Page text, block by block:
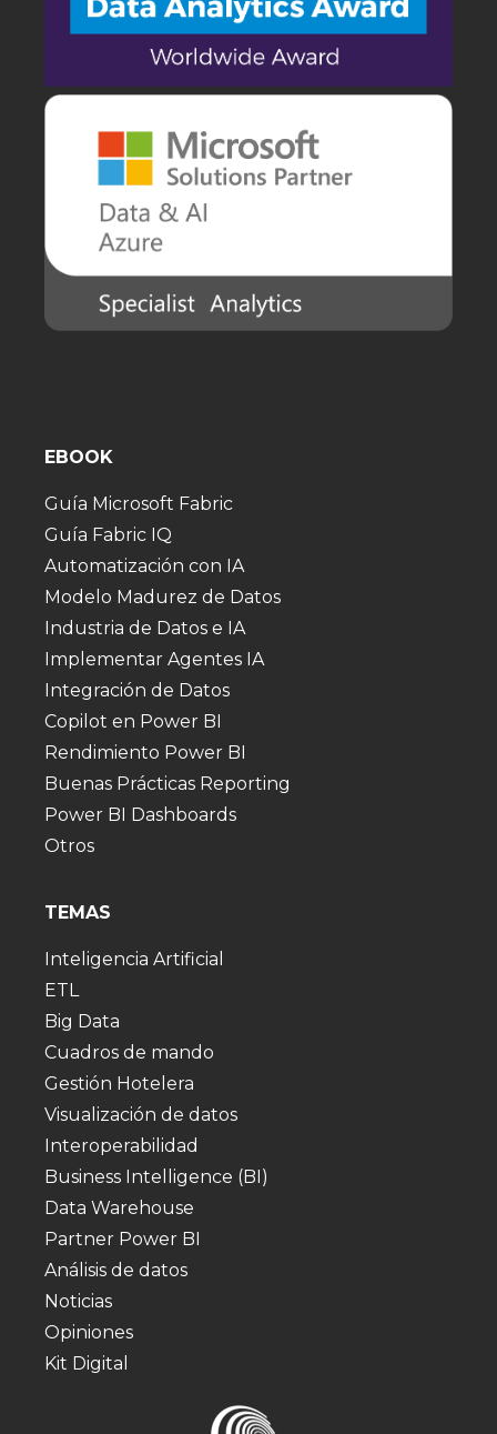
EBOOK
Guía Microsoft Fabric
Guía Fabric IQ
Automatización con IA
Modelo Madurez de Datos
Industria de Datos e IA
Implementar Agentes IA
Integración de Datos
Copilot en Power BI
Rendimiento Power BI
Buenas Prácticas Reporting
Power BI Dashboards
Otros
TEMAS
Inteligencia Artificial
ETL
Big Data
Cuadros de mando
Gestión Hotelera
Visualización de datos
Interoperabilidad
Business Intelligence (BI)
Data Warehouse
Partner Power BI
Análisis de datos
Noticias
Opiniones
Kit Digital